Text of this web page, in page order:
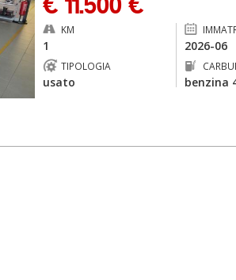
KM
1 2026-06
TIPOLOGIA
usato benzina